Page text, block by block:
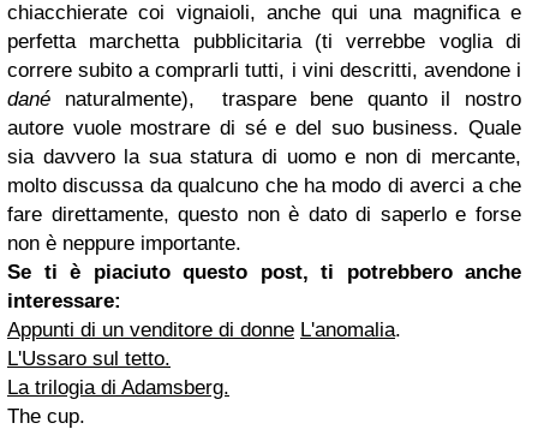
chiacchierate coi vignaioli, anche qui una magnifica e
perfetta marchetta pubblicitaria (ti verrebbe voglia di
correre subito a comprarli tutti, i vini descritti, avendone i
dané naturalmente), traspare bene quanto il nostro
autore vuole mostrare di sé e del suo business. Quale
sia davvero la sua statura di uomo e non di mercante,
molto discussa da qualcuno che ha modo di averci a che
fare direttamente, questo non è dato di saperlo e forse
non è neppure importante.
Se ti è piaciuto questo post, ti potrebbero anche
interessare:
Appunti di un venditore di donne L'anomalia.
L'Ussaro sul tetto.
La trilogia di Adamsberg.
The cup.